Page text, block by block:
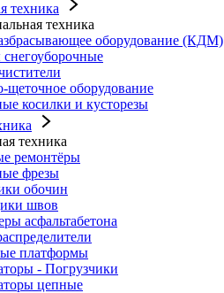
техника
техника
оборудование (КДМ)
оборудование
косилки и кусторезы
техника
ремонтёры
фрезы
обочин
швов
асфальтабетона
платформы
- Погрузчики
цепные